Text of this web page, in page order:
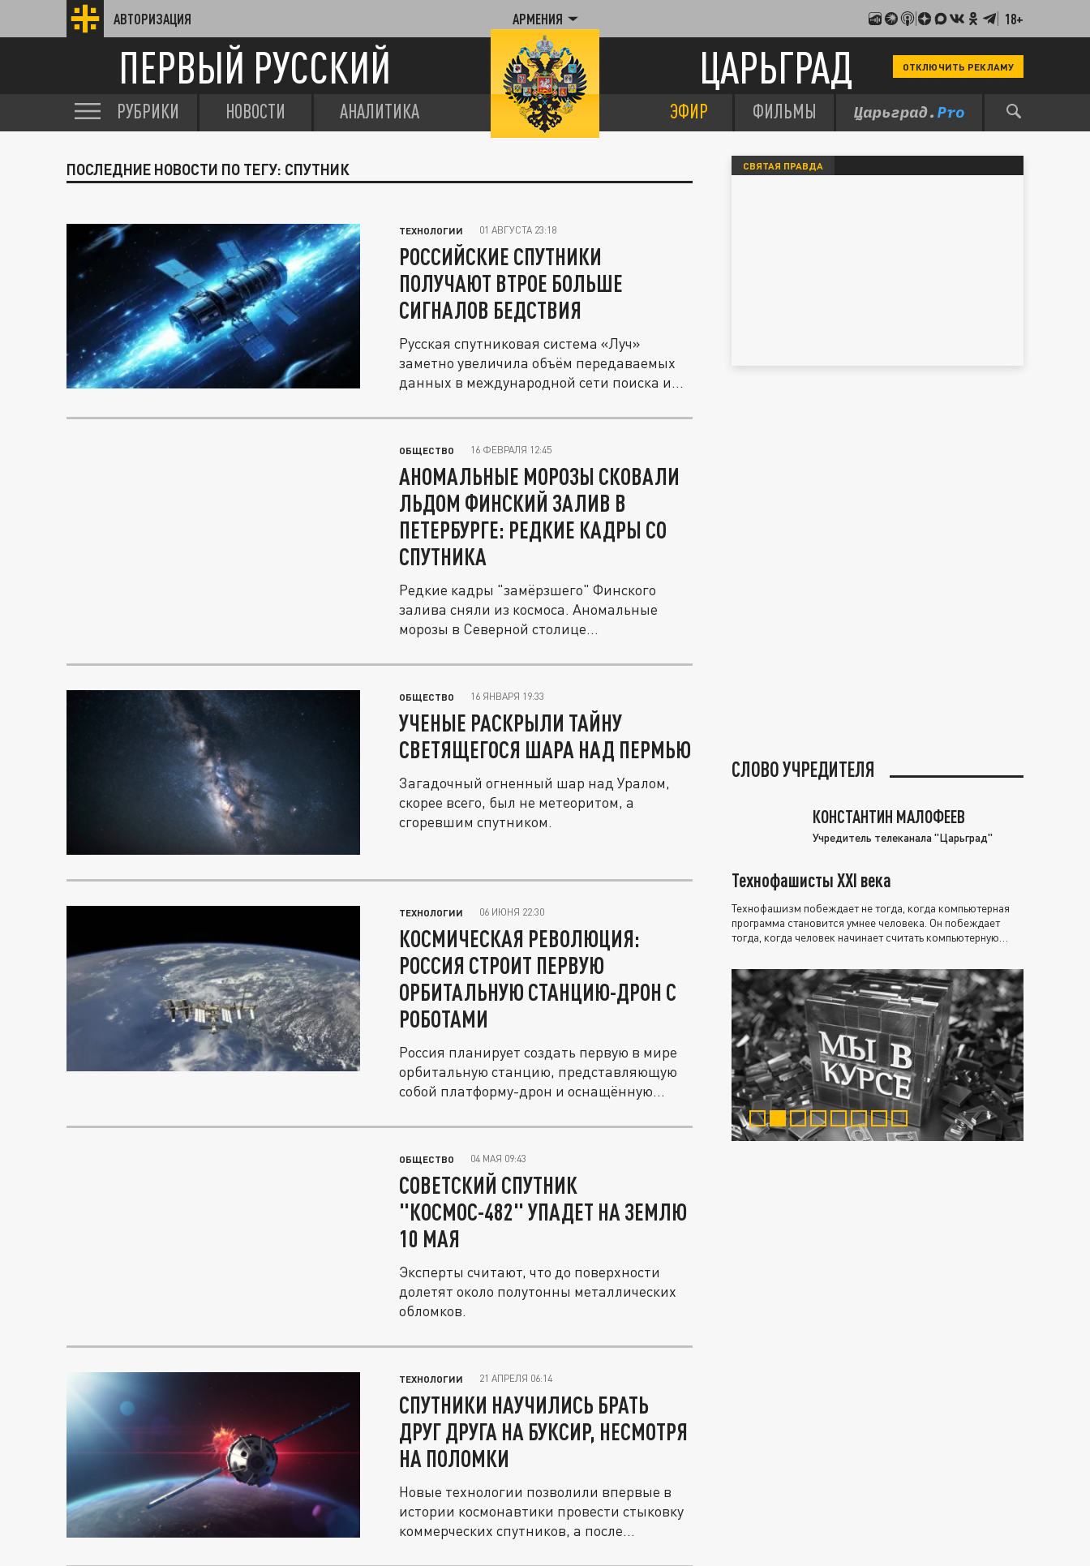
АВТОРИЗАЦИЯ АРМЕНИЯ 18+
ПЕРВЫЙ РУССКИЙ ЦАРЬГРАД ОТКЛЮЧИТЬ РЕКЛАМУ
РУБРИКИ НОВОСТИ АНАЛИТИКА ЭФИР ФИЛЬМЫ
ПОСЛЕДНИЕ НОВОСТИ ПО ТЕГУ: СПУТНИК
ТЕХНОЛОГИИ 01 АВГУСТА 23:18
РОССИЙСКИЕ СПУТНИКИ
ПОЛУЧАЮТ ВТРОЕ БОЛЬШЕ
СИГНАЛОВ БЕДСТВИЯ
Русская спутниковая система «Луч»
заметно увеличила объём передаваемых
данных в международной сети поиска и...
ОБЩЕСТВО 16 ФЕВРАЛЯ 12:45
АНОМАЛЬНЫЕ МОРОЗЫ СКОВАЛИ
ЛЬДОМ ФИНСКИЙ ЗАЛИВ В
ПЕТЕРБУРГЕ: РЕДКИЕ КАДРЫ СО
СПУТНИКА
Редкие кадры "замёрзшего" Финского
залива сняли из космоса. Аномальные
морозы в Северной столице...
ОБЩЕСТВО 16 ЯНВАРЯ 19:33
УЧЕНЫЕ РАСКРЫЛИ ТАЙНУ
СВЕТЯЩЕГОСЯ ШАРА НАД ПЕРМЬЮ
Загадочный огненный шар над Уралом,
скорее всего, был не метеоритом, а
сгоревшим спутником.
ТЕХНОЛОГИИ 06 ИЮНЯ 22:30
КОСМИЧЕСКАЯ РЕВОЛЮЦИЯ:
РОССИЯ СТРОИТ ПЕРВУЮ
ОРБИТАЛЬНУЮ СТАНЦИЮ-ДРОН С
РОБОТАМИ
Россия планирует создать первую в мире
орбитальную станцию, представляющую
собой платформу-дрон и оснащённую...
ОБЩЕСТВО 04 МАЯ 09:43
СОВЕТСКИЙ СПУТНИК
"КОСМОС-482" УПАДЕТ НА ЗЕМЛЮ
10 МАЯ
Эксперты считают, что до поверхности
долетят около полутонны металлических
обломков.
ТЕХНОЛОГИИ 21 АПРЕЛЯ 06:14
СПУТНИКИ НАУЧИЛИСЬ БРАТЬ
ДРУГ ДРУГА НА БУКСИР, НЕСМОТРЯ
НА ПОЛОМКИ
Новые технологии позволили впервые в
истории космонавтики провести стыковку
коммерческих спутников, а после...
СВЯТАЯ ПРАВДА
СЛОВО УЧРЕДИТЕЛЯ
КОНСТАНТИН МАЛОФЕЕВ
Учредитель телеканала "Царьград"
Технофашисты XXI века
Технофашизм побеждает не тогда, когда компьютерная
программа становится умнее человека. Он побеждает
тогда, когда человек начинает считать компьютерную